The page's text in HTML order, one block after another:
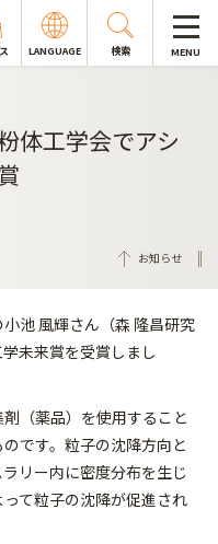
LANGUAGE 検索 MENU
体工学会でアシ
お知らせ
池 風輝さん（森 隆昌研究
未来賞を受賞しまし
（薬品）を使用すること
です。粒子の沈降方向と
リー内に密度分布を生じ
て粒子の沈降が促進され